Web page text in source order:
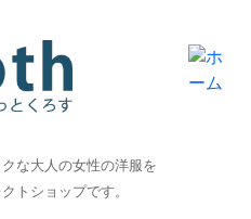
な大人の女性の洋服を
トショップです。